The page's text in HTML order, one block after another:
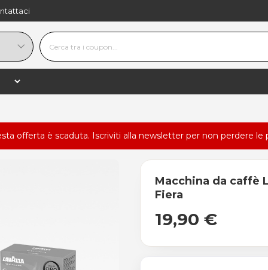
offerta è scaduta. Iscriviti alla newsletter per non perdere le
Macchina da caffè
Fiera
19,90 €